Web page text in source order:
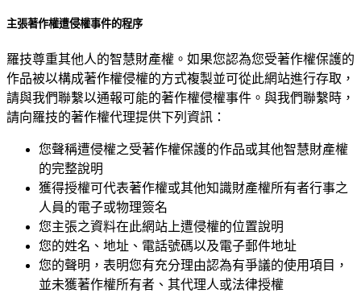
主張著作權遭侵權事件的程序
羅技尊重其他人的智慧財產權。如果您認為您受著作權保護的
作品被以構成著作權侵權的方式複製並可從此網站進行存取，
請與我們聯繫以通報可能的著作權侵權事件。與我們聯繫時，
請向羅技的著作權代理提供下列資訊：
您聲稱遭侵權之受著作權保護的作品或其他智慧財產權
的完整說明
獲得授權可代表著作權或其他知識財產權所有者行事之
人員的電子或物理簽名
您主張之資料在此網站上遭侵權的位置說明
您的姓名、地址、電話號碼以及電子郵件地址
您的聲明，表明您有充分理由認為有爭議的使用項目，
並未獲著作權所有者、其代理人或法律授權